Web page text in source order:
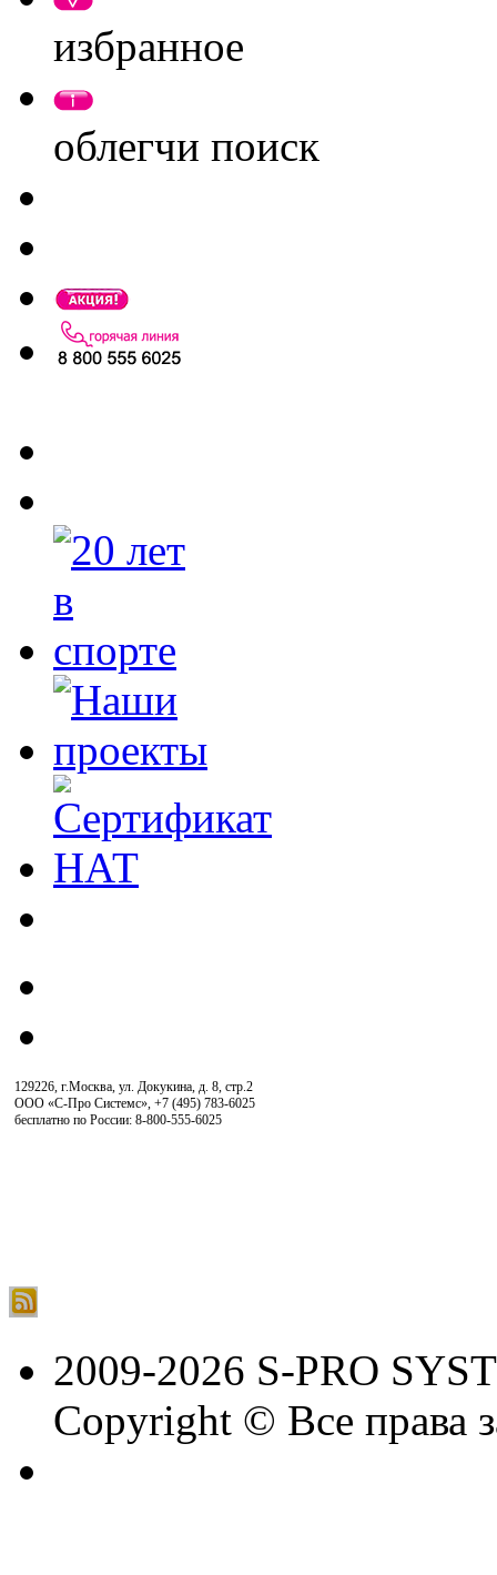
избранное
облегчи поиск
129226, г.Москва, ул. Докукина, д. 8, стр.2
ООО «С-Про Системс», +7 (495) 783-6025
бесплатно по России: 8-800-555-6025
2009-2026 S-PRO
Copyright © Все права